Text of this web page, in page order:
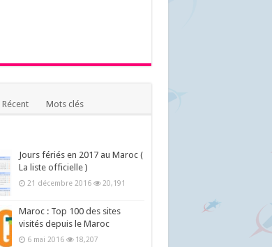
Récent Mots clés
Jours fériés en 2017 au Maroc (
La liste officielle )
21 décembre 2016 20,191
Maroc : Top 100 des sites
visités depuis le Maroc
6 mai 2016 18,207